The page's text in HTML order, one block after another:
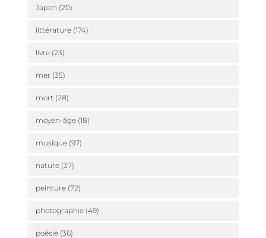
Japon (20)
littérature(174)
livre(23)
mer (35)
mort(28)
moyen-âge(18)
musique(97)
nature(37)
peinture(72)
photographie(49)
poésie(36)